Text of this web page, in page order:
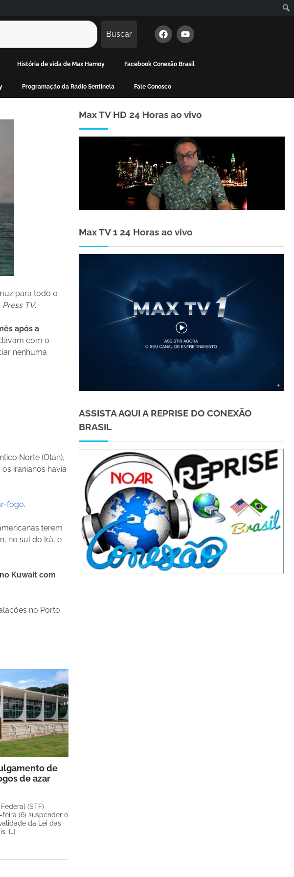
Buscar
História de vida de Max Hamoy Facebook Conexão Brasil
Programação da Rádio Sentinela Fale Conosco
para todo o
Press TV.
após a
com o
nenhuma
Norte (Otan),
iranianos havia
fogo.
terem
no sul do Irã, e
Kuwait com
no Porto
de
de azar
(STF)
(6) suspender o
da Lei das
[…]
Max TV HD 24 Horas ao vivo
Max TV 1 24 Horas ao vivo
ASSISTA AQUI A REPRISE DO CONEXÃO
BRASIL